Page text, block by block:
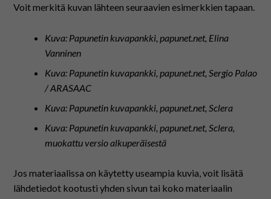
Voit merkitä kuvan lähteen seuraavien esimerkkien tapaan.
Kuva: Papunetin kuvapankki, papunet.net, Elina
Vanninen
Kuva: Papunetin kuvapankki, papunet.net, Sergio Palao
/ ARASAAC
Kuva: Papunetin kuvapankki, papunet.net, Sclera
Kuva: Papunetin kuvapankki, papunet.net, Sclera,
muokattu versio alkuperäisestä
Jos materiaalissa on käytetty useampia kuvia, voit lisätä
lähdetiedot kootusti yhden sivun tai koko materiaalin